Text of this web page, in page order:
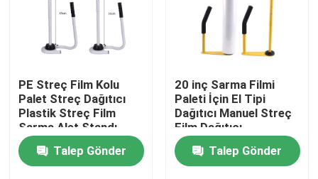
PE Streç Film Kolu
Palet Streç Dağıtıcı
Plastik Streç Film
Sarma Alet Standı
Dağıtıcı ve Tutucu
Talep Gönder
20 inç Sarma Filmi
Paleti İçin El Tipi
Dağıtıcı Manuel Streç
Film Dağıtıcı
Talep Gönder